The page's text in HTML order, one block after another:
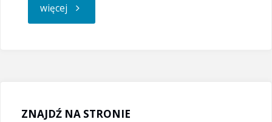
więcej "Młodzież
ZNAJDŹ NA STRONIE